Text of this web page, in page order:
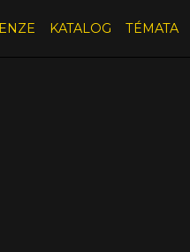
KATALOG TÉMATA